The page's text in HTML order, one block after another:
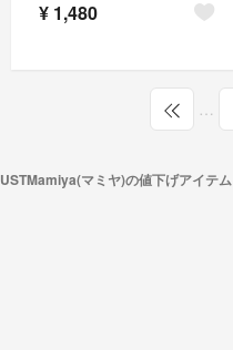
¥ 1,480
USTMamiya(マミヤ)の値下げアイテム